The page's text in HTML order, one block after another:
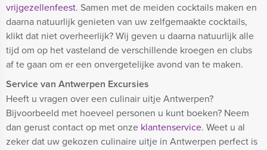
vrijgezellenfeest. Samen met de meiden cocktails maken en
daarna natuurlijk genieten van uw zelfgemaakte cocktails,
klikt dat niet overheerlijk? Wij geven u daarna natuurlijk alle
tijd om op het vasteland de verschillende kroegen en clubs
af te gaan om er een onvergetelijke avond van te maken.
Service van Antwerpen Excursies
Heeft u vragen over een culinair uitje Antwerpen?
Bijvoorbeeld met hoeveel personen u kunt boeken? Neem
dan gerust contact op met onze klantenservice. Weet u al
zeker dat uw gekozen culinaire uitje in Antwerpen perfect is